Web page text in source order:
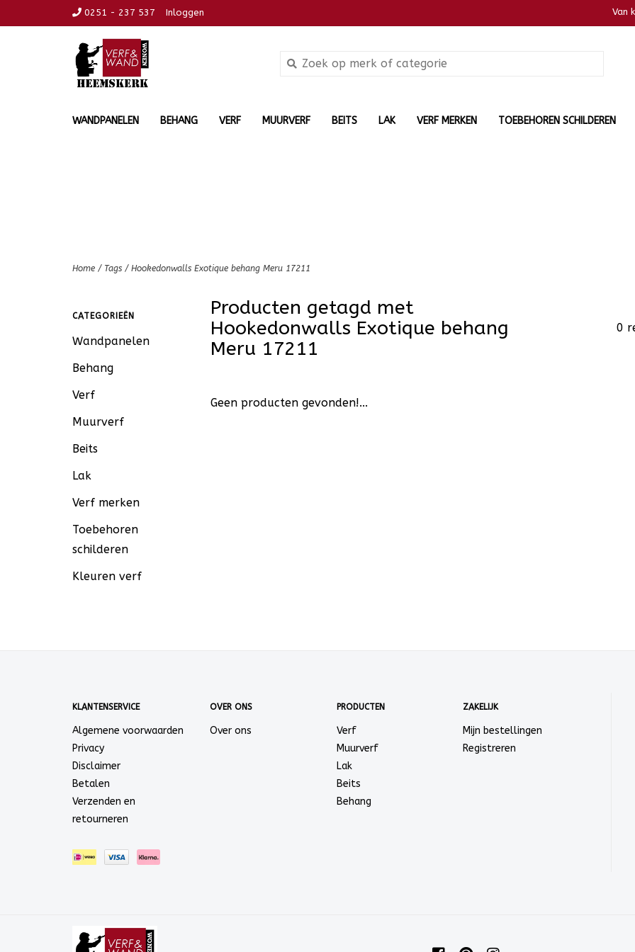
0251 - 237 537 Inloggen Van
WANDPANELEN BEHANG VERF MUURVERF BEITS LAK VERF MERKEN TOEBEHOREN SCHILDEREN
Home / Tags / Hookedonwalls Exotique behang Meru 17211
CATEGORIEËN
Wandpanelen
Behang
Verf
Muurverf
Beits
Lak
Verf merken
Toebehoren
schilderen
Kleuren verf
Producten getagd met
Hookedonwalls Exotique behang
Meru 17211
0
Geen producten gevonden!...
KLANTENSERVICE
Algemene voorwaarden
Privacy
Disclaimer
Betalen
Verzenden en
retourneren
OVER ONS
Over ons
PRODUCTEN
Verf
Muurverf
Lak
Beits
Behang
ZAKELIJK
Mijn bestellingen
Registreren